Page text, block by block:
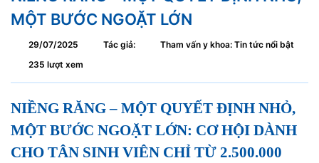
MỘT BƯỚC NGOẶT LỚN
29/07/2025 Tác giả:
Tham vấn y khoa: Tin tức nổi bật
235 lượt xem
NIỀNG RĂNG – MỘT QUYẾT ĐỊNH NHỎ,
MỘT BƯỚC NGOẶT LỚN: CƠ HỘI DÀNH
CHO TÂN SINH VIÊN CHỈ TỪ 2.500.000